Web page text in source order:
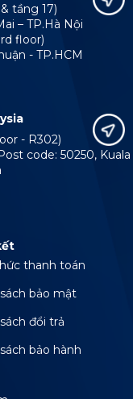
tầng 17)
– TP.Hà Nội
floor)
- TP.HCM
- R302)
code: 50250, Kuala
thanh toán
bảo mật
đổi trả
bảo hành